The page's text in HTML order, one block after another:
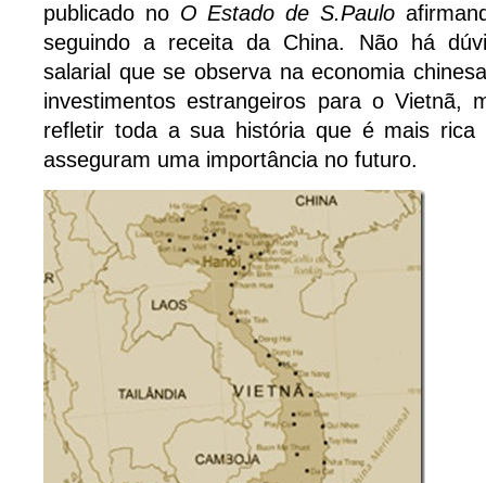
publicado no O Estado de S.Paulo
seguindo a receita da China. Não há
salarial que se observa na economia
investimentos estrangeiros para o Vietnã,
refletir toda a sua história que é mais rica
asseguram uma importância no futuro.